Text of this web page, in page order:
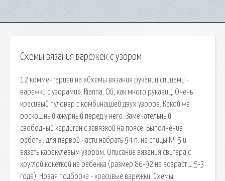
Схемы вязания варежек с узором
12 комментариев на «Схемы вязания рукавиц спицами -
варежки с узорами»: Rianna. Ой, как много рукавиц. Очень
красивый пуловер с комбинацией двух узоров. Какой же
роскошный ажурный перед у него. Замечательный
свободный кардиган с завязкой на поясе. Выполнение
работы: для первой части набрать 94 п. на спицы № 5 и
вязать каракулевым узором. Описание вязания свитера с
круглой кокеткой на ребенка (размер 86-92 на возраст 1,5-3
года). Новая подборка - красивые варежки. Схемы,